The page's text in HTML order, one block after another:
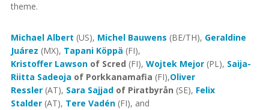
theme.
Michael Albert (US), Michel Bauwens (BE/TH), Geraldine
Juárez (MX), Tapani Köppä (FI),
Kristoffer Lawson of Scred (FI), Wojtek Mejor (PL), Saija-
Riitta Sadeoja of Porkkanamafia (FI),Oliver
Ressler (AT), Sara Sajjad of Piratbyrån (SE), Felix
Stalder (AT), Tere Vadén (FI), and